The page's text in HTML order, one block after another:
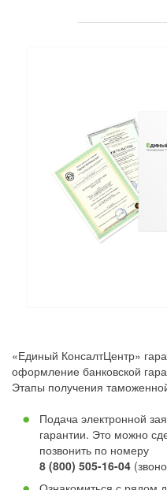
«Единый КонсалтЦентр»
оформление банковской
Этапы получения
Подача электронной
гарантии. Это можно
позвонить по номеру
8 (800) 505-16-04